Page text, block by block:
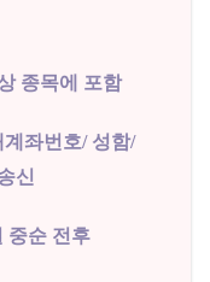
종목에 포함
좌번호/ 성함/
신
중순 전후